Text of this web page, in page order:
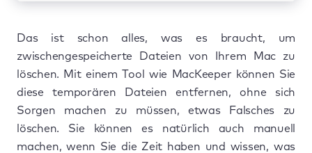
Das ist schon alles, was es braucht, um
zwischengespeicherte Dateien von Ihrem Mac zu
löschen. Mit einem Tool wie MacKeeper können Sie
diese temporären Dateien entfernen, ohne sich
Sorgen machen zu müssen, etwas Falsches zu
löschen. Sie können es natürlich auch manuell
machen, wenn Sie die Zeit haben und wissen, was